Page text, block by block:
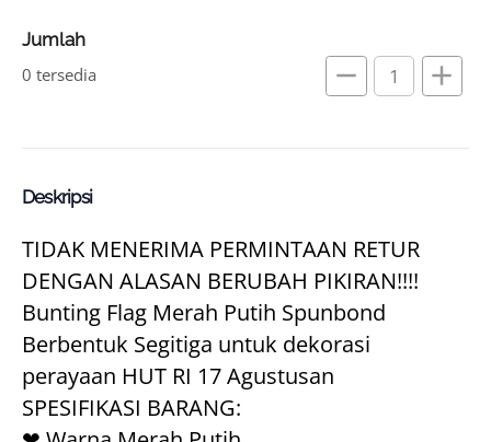
Jumlah
remove add
0 tersedia
Deskripsi
TIDAK MENERIMA PERMINTAAN RETUR
DENGAN ALASAN BERUBAH PIKIRAN!!!!
Bunting Flag Merah Putih Spunbond
Berbentuk Segitiga untuk dekorasi
perayaan HUT RI 17 Agustusan
SPESIFIKASI BARANG: